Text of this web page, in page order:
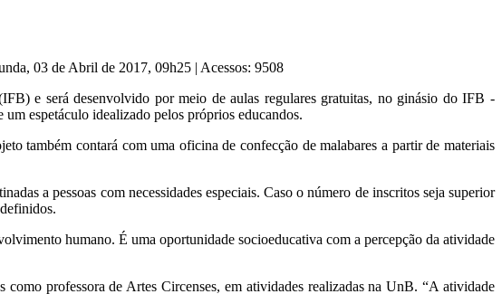
03 de Abril de 2017, 09h25 | Acessos: 9508
e será desenvolvido por meio de aulas regulares gratuitas, no ginásio do IFB -
espetáculo idealizado pelos próprios educandos.
também contará com uma oficina de confecção de malabares a partir de materiais
a pessoas com necessidades especiais. Caso o número de inscritos seja superior
humano. É uma oportunidade socioeducativa com a percepção da atividade
professora de Artes Circenses, em atividades realizadas na UnB. “A atividade